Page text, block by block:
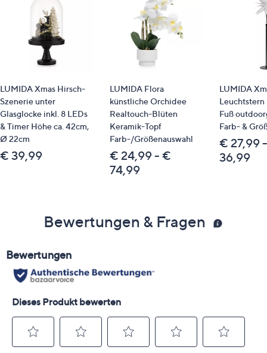
LUMIDA Xmas Hirsch-
Szenerie unter
Glasglocke inkl. 8 LEDs
& Timer Höhe ca. 42cm,
Ø 22cm
€ 39,99
LUMIDA Flora
künstliche Orchidee
Realtouch-Blüten
Keramik-Topf
Farb-/Größenauswahl
€ 24,99 - €
74,99
LUMIDA
Fuß
Farb- &
€ 27,99
36,99
Bewertungen & Fragen